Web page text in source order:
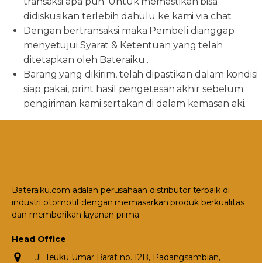
didiskusikan terlebih dahulu ke kami via chat.
Dengan bertransaksi maka Pembeli dianggap
menyetujui Syarat & Ketentuan yang telah
ditetapkan oleh Bateraiku .
Barang yang dikirim, telah dipastikan dalam kondisi
siap pakai, print hasil pengetesan akhir sebelum
pengiriman kami sertakan di dalam kemasan aki.
Bateraiku.com adalah perusahaan distributor terbaik di
industri otomotif dengan memasarkan produk berkualitas
dan memberikan layanan prima.
Head Office
Jl. Teuku Umar Barat no. 12B, Padangsambian,